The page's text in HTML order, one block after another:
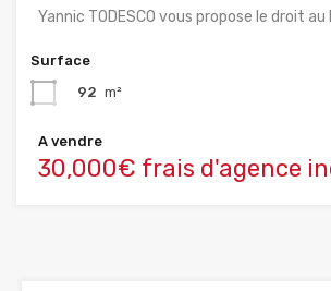
Yannic TODESCO vous propose le droit au
Surface
92 m²
A vendre
30,000€ frais d'agence